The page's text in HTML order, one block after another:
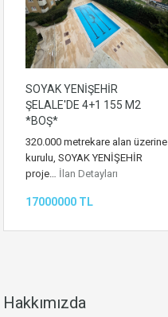
SOYAK YENİŞEHİR
ŞELALE'DE 4+1 155 M2
*BOŞ*
320.000 metrekare alan üzerine
kurulu, SOYAK YENİŞEHİR
proje… İlan Detayları
17000000 TL
Hakkımızda